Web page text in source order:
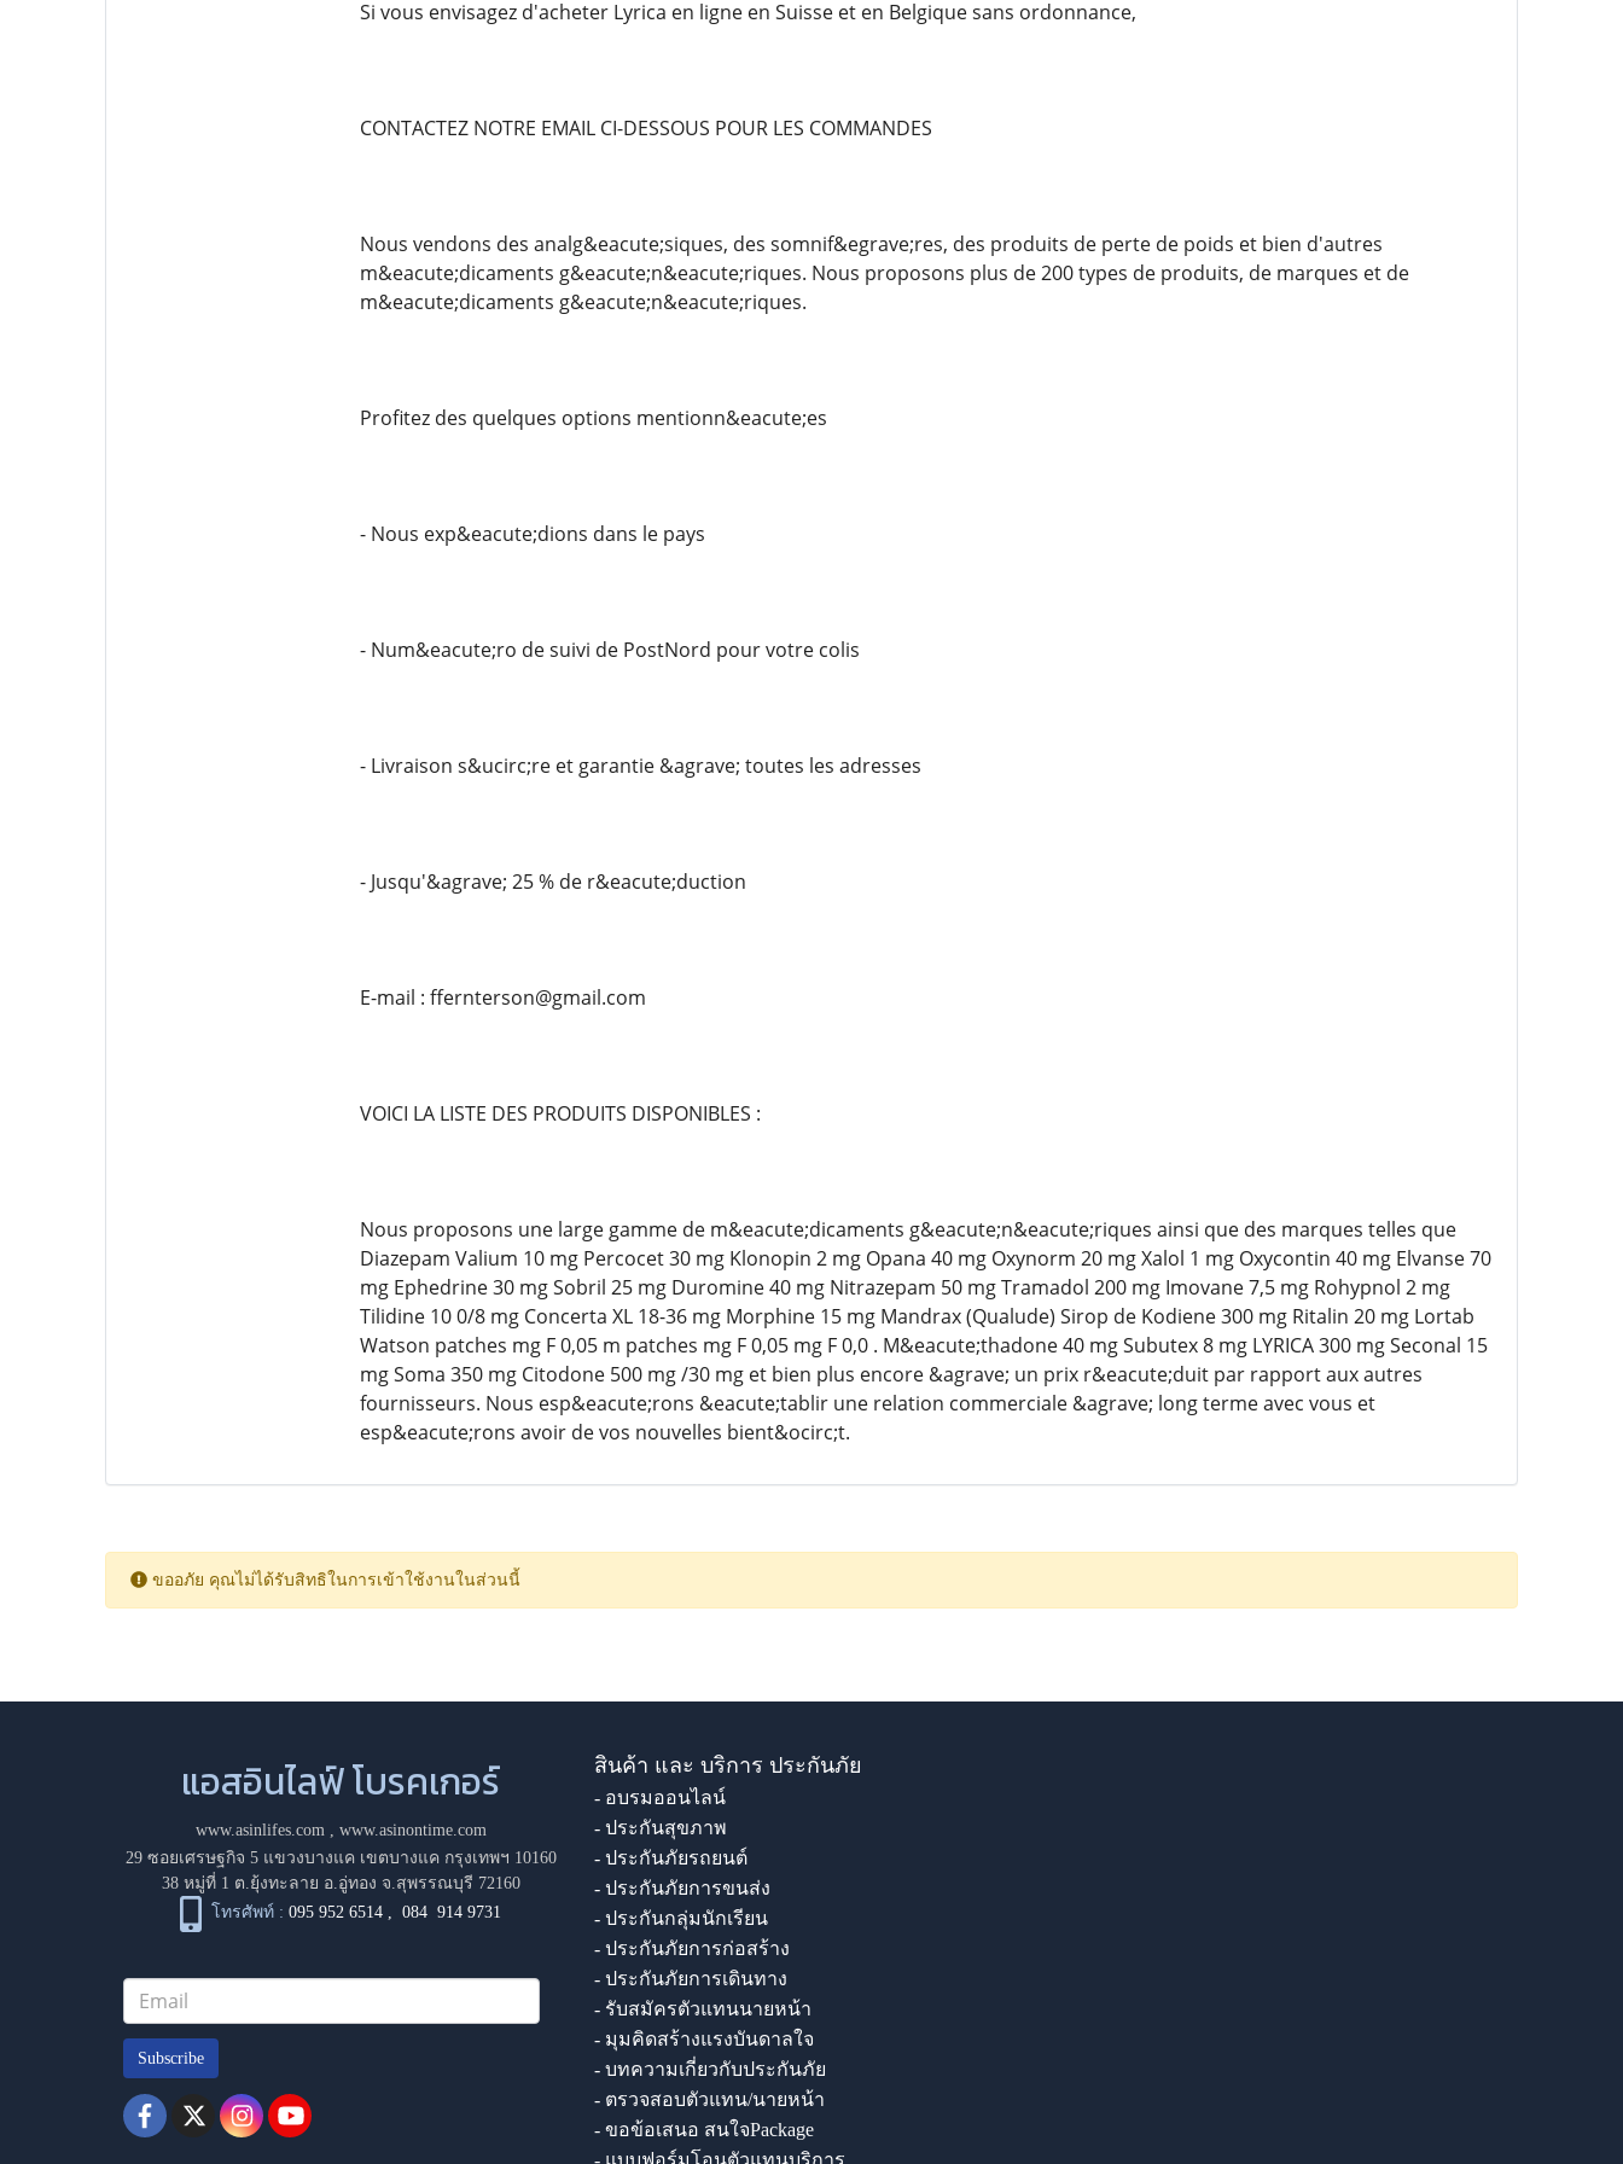
Si vous envisagez d'acheter Lyrica en ligne en Suisse et en Belgique sans ordonnance,
CONTACTEZ NOTRE EMAIL CI-DESSOUS POUR LES COMMANDES
Nous vendons des analg&eacute;siques, des somnif&egrave;res, des produits de perte de poids et bien d'autres
m&eacute;dicaments g&eacute;n&eacute;riques. Nous proposons plus de 200 types de produits, de marques et de
m&eacute;dicaments g&eacute;n&eacute;riques.
Profitez des quelques options mentionn&eacute;es
- Nous exp&eacute;dions dans le pays
- Num&eacute;ro de suivi de PostNord pour votre colis
- Livraison s&ucirc;re et garantie &agrave; toutes les adresses
- Jusqu'&agrave; 25 % de r&eacute;duction
E-mail : ffernterson@gmail.com
VOICI LA LISTE DES PRODUITS DISPONIBLES :
Nous proposons une large gamme de m&eacute;dicaments g&eacute;n&eacute;riques ainsi que des marques telles que
Diazepam Valium 10 mg Percocet 30 mg Klonopin 2 mg Opana 40 mg Oxynorm 20 mg Xalol 1 mg Oxycontin 40 mg Elvanse 70
mg Ephedrine 30 mg Sobril 25 mg Duromine 40 mg Nitrazepam 50 mg Tramadol 200 mg Imovane 7,5 mg Rohypnol 2 mg
Tilidine 10 0/8 mg Concerta XL 18-36 mg Morphine 15 mg Mandrax (Qualude) Sirop de Kodiene 300 mg Ritalin 20 mg Lortab
Watson patches mg F 0,05 m patches mg F 0,05 mg F 0,0 . M&eacute;thadone 40 mg Subutex 8 mg LYRICA 300 mg Seconal 15
mg Soma 350 mg Citodone 500 mg /30 mg et bien plus encore &agrave; un prix r&eacute;duit par rapport aux autres
fournisseurs. Nous esp&eacute;rons &eacute;tablir une relation commerciale &agrave; long terme avec vous et
esp&eacute;rons avoir de vos nouvelles bient&ocirc;t.
ขออภัย คุณไม่ได้รับสิทธิในการเข้าใช้งานในส่วนนี้
แอสอินไลฟ์ โบรคเกอร์
www.asinlifes.com, www.asinontime.com
29 ซอยเศรษฐกิจ 5 แขวงบางแค เขตบางแค กรุงเทพฯ 10160
38 หมู่ที่ 1 ต.ยุ้งทะลาย อ.อู่ทอง จ.สุพรรณบุรี 72160
โทรศัพท์ : 095 952 6514 ,084 914 9731
Subscribe
สินค้า และ บริการ ประกันภัย
- อบรมออนไลน์
- ประกันสุขภาพ
- ประกันภัยรถยนต์
- ประกันภัยการขนส่ง
- ประกันกลุ่มนักเรียน
- ประกันภัยการก่อสร้าง
- ประกันภัยการเดินทาง
- รับสมัครตัวแทนนายหน้า
- มุมคิดสร้างแรงบันดาลใจ
- บทความเกี่ยวกับประกันภัย
- ตรวจสอบตัวแทน/นายหน้า
- ขอข้อเสนอ สนใจPackage
- แบบฟอร์มโอนตัวแทนบริการ